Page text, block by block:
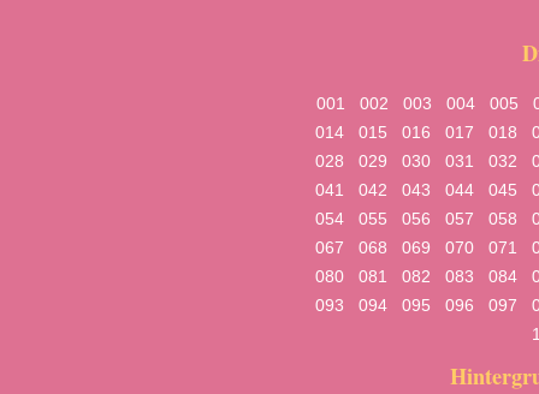
001 002 003 004 005
014
015 016 017 018
028
029 030 031 032
041
042 043 044 045
054
055 056 057 058
067
068 069 070 071
080
081 082 083 084
093
094 095 096 097